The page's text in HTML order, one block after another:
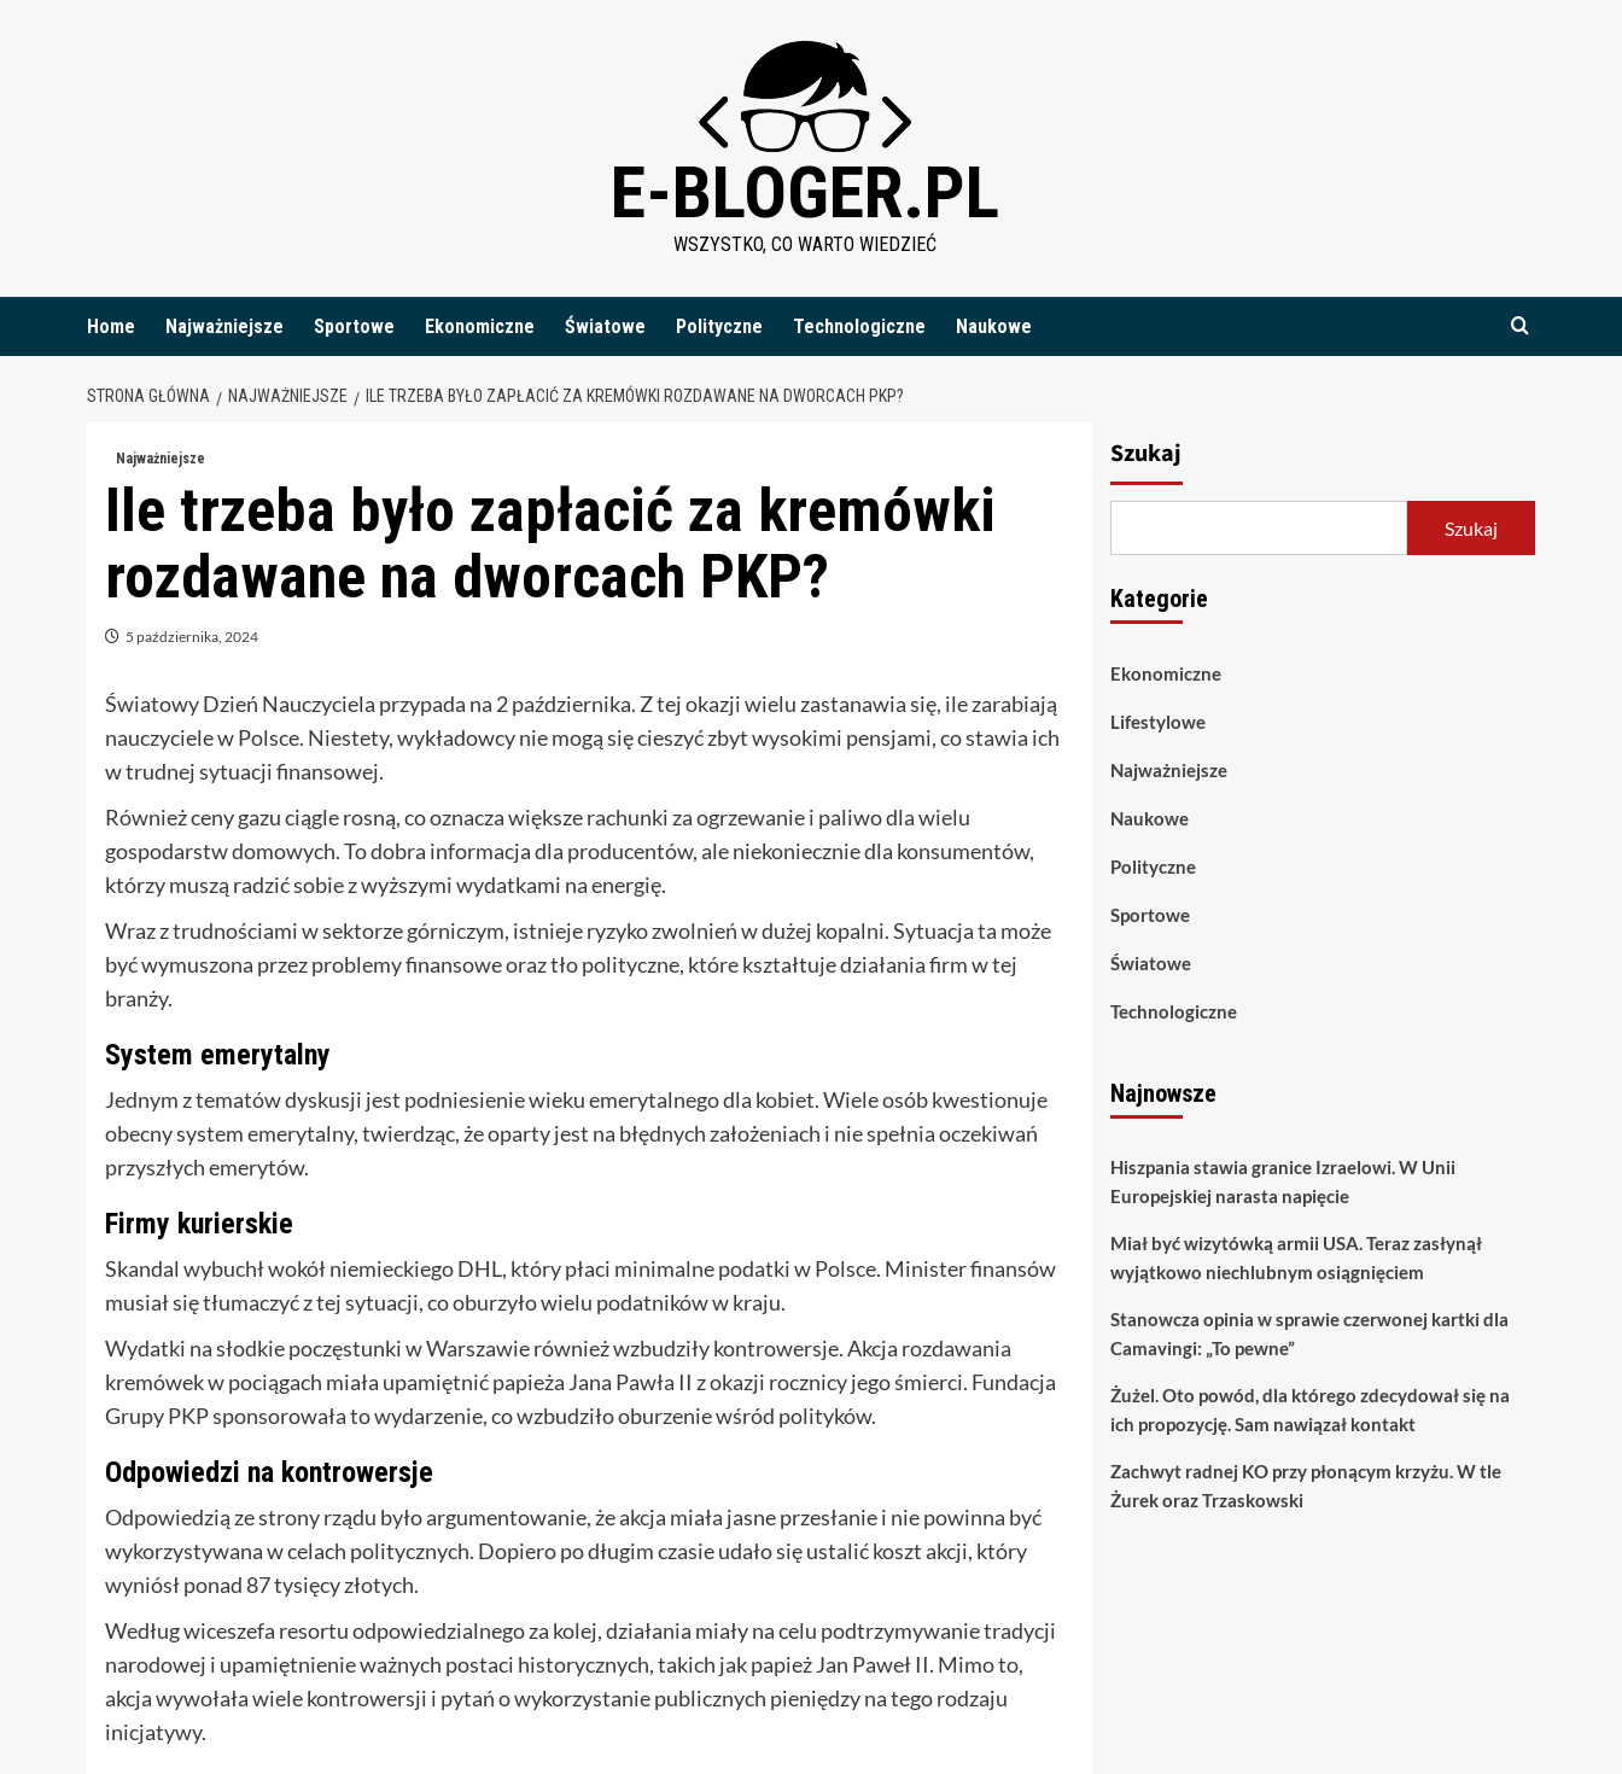
E-BLOGER.PL
WSZYSTKO, CO WARTO WIEDZIEĆ
Home Najważniejsze Sportowe Ekonomiczne Światowe Polityczne Technologiczne Naukowe
STRONA GŁÓWNA NAJWAŻNIEJSZE ILE TRZEBA BYŁO ZAPŁACIĆ ZA KREMÓWKI ROZDAWANE NA DWORCACH PKP?
Najważniejsze
Ile trzeba było zapłacić za kremówki
rozdawane na dworcach PKP?
5 października, 2024
Światowy Dzień Nauczyciela przypada na 2 października. Z tej okazji wielu zastanawia się, ile zarabiają
nauczyciele w Polsce. Niestety, wykładowcy nie mogą się cieszyć zbyt wysokimi pensjami, co stawia ich
w trudnej sytuacji finansowej.
Również ceny gazu ciągle rosną, co oznacza większe rachunki za ogrzewanie i paliwo dla wielu
gospodarstw domowych. To dobra informacja dla producentów, ale niekoniecznie dla konsumentów,
którzy muszą radzić sobie z wyższymi wydatkami na energię.
Wraz z trudnościami w sektorze górniczym, istnieje ryzyko zwolnień w dużej kopalni. Sytuacja ta może
być wymuszona przez problemy finansowe oraz tło polityczne, które kształtuje działania firm w tej
branży.
System emerytalny
Jednym z tematów dyskusji jest podniesienie wieku emerytalnego dla kobiet. Wiele osób kwestionuje
obecny system emerytalny, twierdząc, że oparty jest na błędnych założeniach i nie spełnia oczekiwań
przyszłych emerytów.
Firmy kurierskie
Skandal wybuchł wokół niemieckiego DHL, który płaci minimalne podatki w Polsce. Minister finansów
musiał się tłumaczyć z tej sytuacji, co oburzyło wielu podatników w kraju.
Wydatki na słodkie poczęstunki w Warszawie również wzbudziły kontrowersje. Akcja rozdawania
kremówek w pociągach miała upamiętnić papieża Jana Pawła II z okazji rocznicy jego śmierci. Fundacja
Grupy PKP sponsorowała to wydarzenie, co wzbudziło oburzenie wśród polityków.
Odpowiedzi na kontrowersje
Odpowiedzią ze strony rządu było argumentowanie, że akcja miała jasne przesłanie i nie powinna być
wykorzystywana w celach politycznych. Dopiero po długim czasie udało się ustalić koszt akcji, który
wyniósł ponad 87 tysięcy złotych.
Według wiceszefa resortu odpowiedzialnego za kolej, działania miały na celu podtrzymywanie tradycji
narodowej i upamiętnienie ważnych postaci historycznych, takich jak papież Jan Paweł II. Mimo to,
akcja wywołała wiele kontrowersji i pytań o wykorzystanie publicznych pieniędzy na tego rodzaju
inicjatywy.
Szukaj
Szukaj
Kategorie
Ekonomiczne
Lifestylowe
Najważniejsze
Naukowe
Polityczne
Sportowe
Światowe
Technologiczne
Najnowsze
Hiszpania stawia granice Izraelowi. W Unii
Europejskiej narasta napięcie
Miał być wizytówką armii USA. Teraz zasłynął
wyjątkowo niechlubnym osiągnięciem
Stanowcza opinia w sprawie czerwonej kartki dla
Camavingi: „To pewne”
Żużel. Oto powód, dla którego zdecydował się na
ich propozycję. Sam nawiązał kontakt
Zachwyt radnej KO przy płonącym krzyżu. W tle
Żurek oraz Trzaskowski